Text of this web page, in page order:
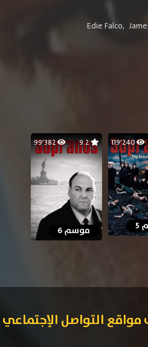
Edie Falco,
119٬240 9.2 99٬382
موسم 6
مواقع التواصل الإجتماعي